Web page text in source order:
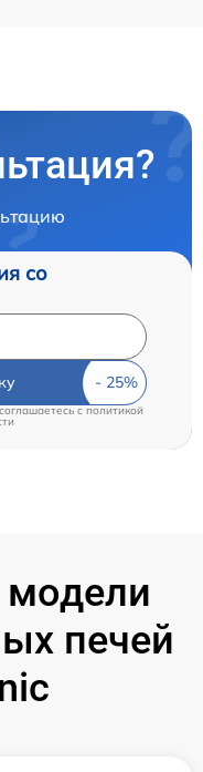
со
cполитикой
печей